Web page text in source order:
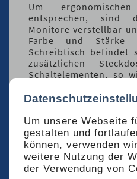
Um unsere Webseite
gestalten und
können, verwenden
weitere Nutzung der
der Verwendung von
Um
entsprechen, sind
Monitore verstellbar
Farbe und Stärke
Schreibtisch befindet
zusätzlichen
Schaltelementen, so
Unter dem
Rack in dem ein
Notstromversorgung
Datenverlust verbaut